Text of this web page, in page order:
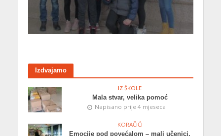
Izdvajamo
IZ ŠKOLE
Mala stvar, velika pomoć
Napisano prije 4 mjeseca
KORAČIĆI
Emocije pod povećalom – mali učenici,